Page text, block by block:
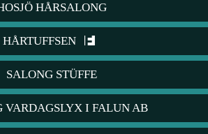
HÅRSALONG
HÅRTUFFSEN
SALONG STÜFFE
VARDAGSLYX I FALUN AB